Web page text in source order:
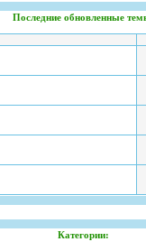
Последние обновленные
Категории: